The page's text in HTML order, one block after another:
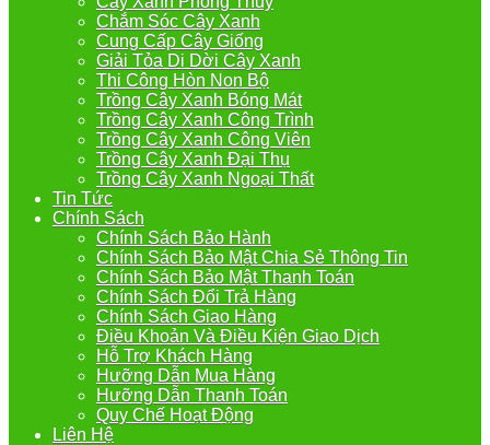
Chắm Sóc Cây Xanh
Cung Cấp Cây Giống
Giải Tỏa Di Dời Cây Xanh
Thi Công Hòn Non Bộ
Trồng Cây Xanh Bóng Mát
Trồng Cây Xanh Công Trình
Trồng Cây Xanh Công Viên
Trồng Cây Xanh Đại Thụ
Trồng Cây Xanh Ngoại Thất
Tin Tức
Chính Sách
Chính Sách Bảo Hành
Chính Sách Bảo Mật Chia Sẻ Thông Tin
Chính Sách Bảo Mật Thanh Toán
Chính Sách Đổi Trả Hàng
Chính Sách Giao Hàng
Điều Khoản Và Điều Kiện Giao Dịch
Hỗ Trợ Khách Hàng
Hưỡng Dẫn Mua Hàng
Hưỡng Dẫn Thanh Toán
Quy Chế Hoạt Động
Liên Hệ